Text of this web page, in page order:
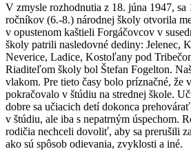
V zmysle rozhodnutia z 18. júna 1947, sa
ročníkov (6.-8.) národnej školy otvorila
v opustenom kaštieli Forgáčovcov v
školy patrili nasledovné dediny: Jelenec,
Neverice, Ladice, Kostoľany pod
Riaditeľom školy bol Štefan Fogelton.
vlakom. Pre tieto časy bolo príznačné, že
pokračovalo v štúdiu na strednej škole.
dobre sa učiacich detí dokonca
v štúdiu, ale iba s nepatrným úspechom.
rodičia nechceli dovoliť, aby sa prerušili
ako sú spôsob odievania, zvyklosti a iné.